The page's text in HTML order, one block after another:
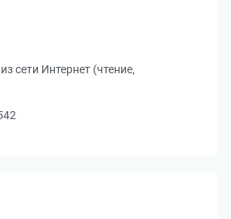
сети Интернет (чтение,